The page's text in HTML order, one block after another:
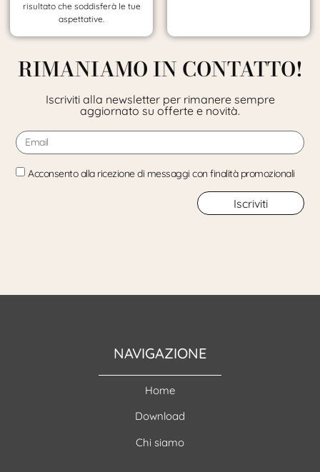
risultato che soddisferà le tue
aspettative.
RIMANIAMO IN CONTATTO!
Iscriviti alla newsletter per rimanere sempre
aggiornato su offerte e novità.
Acconsento alla ricezione di messaggi con finalità promozionali
Iscriviti
NAVIGAZIONE
Home
Download
Chi siamo